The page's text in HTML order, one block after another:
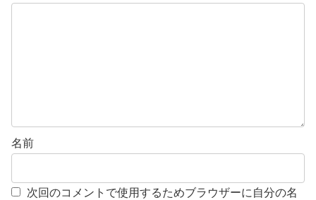
名前
次回のコメントで使用するためブラウザーに自分の名